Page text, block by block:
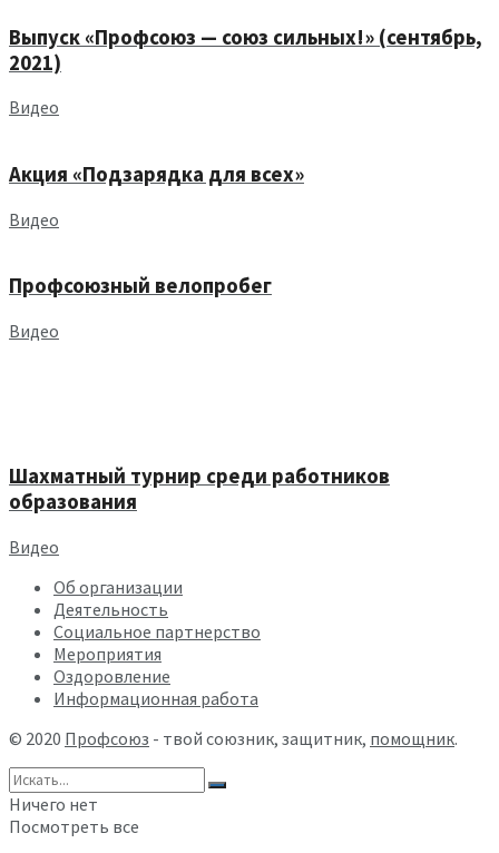
Выпуск «Профсоюз — союз сильных!» (сентябрь,
2021)
Видео
Акция «Подзарядка для всех»
Видео
Профсоюзный велопробег
Видео
Шахматный турнир среди работников
образования
Видео
Об организации
Деятельность
Социальное партнерство
Мероприятия
Оздоровление
Информационная работа
© 2020 Профсоюз - твой союзник, защитник, помощник.
Ничего нет
Посмотреть все